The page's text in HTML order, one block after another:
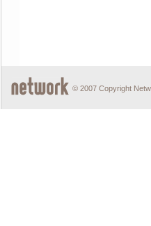
© 2007 Copyright